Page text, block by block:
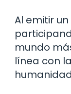
Al emitir
mundo
línea con